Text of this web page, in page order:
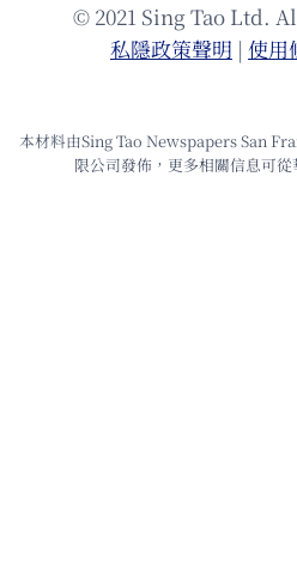
© 2021 Sing Tao Ltd.
私隱政策聲明 | 使⽤
本材料由Sing Tao Newspapers San
限公司發佈，更多相關信息可從